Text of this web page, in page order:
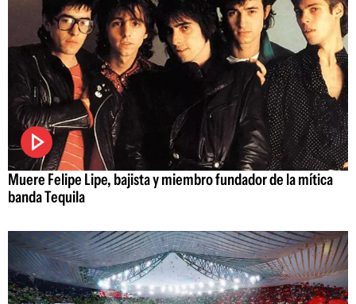
Muere Felipe Lipe, bajista y miembro fundador de la mítica
banda Tequila